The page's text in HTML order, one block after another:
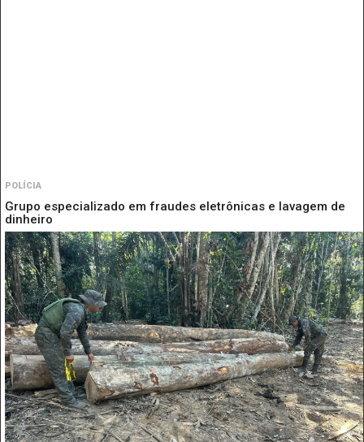
POLÍCIA
Grupo especializado em fraudes eletrônicas e lavagem de
dinheiro